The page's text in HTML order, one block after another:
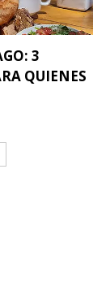
3
QUIENES